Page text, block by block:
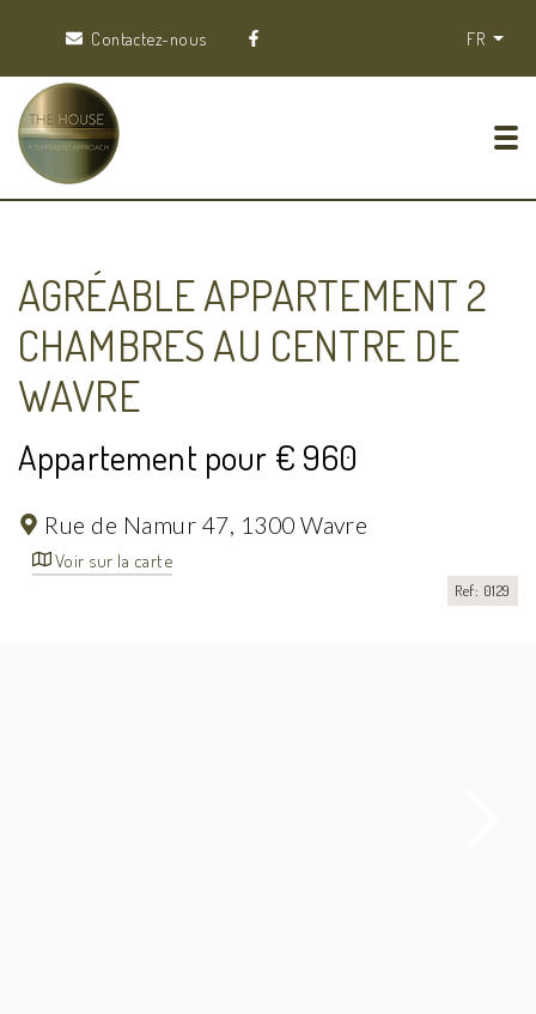
Contactez-nous FR
AGRÉABLE APPARTEMENT 2
CHAMBRES AU CENTRE DE
WAVRE
Appartement pour € 960
Rue de Namur 47, 1300 Wavre
Voir sur la carte
Ref: 0129